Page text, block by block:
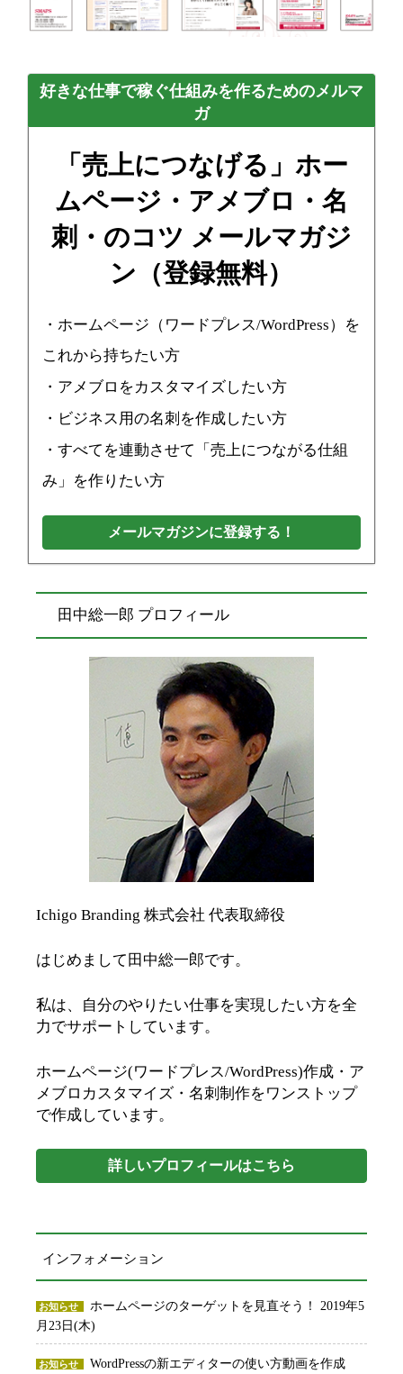
好きな仕事で稼ぐ仕組みを作るためのメルマ
ガ
「売上につなげる」ホー
ムページ・アメブロ・名
刺・のコツ メールマガジ
ン（登録無料）
・ホームページ（ワードプレス/WordPress）を
これから持ちたい方
・アメブロをカスタマイズしたい方
・ビジネス用の名刺を作成したい方
・すべてを連動させて「売上につながる仕組
み」を作りたい方
メールマガジンに登録する！
田中総一郎 プロフィール
Ichigo Branding 株式会社 代表取締役
はじめまして田中総一郎です。
私は、自分のやりたい仕事を実現したい方を全
力でサポートしています。
ホームページ(ワードプレス/WordPress)作成・ア
メブロカスタマイズ・名刺制作をワンストップ
で作成しています。
詳しいプロフィールはこちら
インフォメーション
お知らせ ホームページのターゲットを見直そう！ 2019年5
月23日(木)
お知らせ WordPressの新エディターの使い方動画を作成